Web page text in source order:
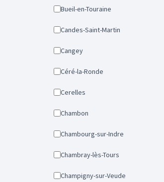
Bueil-en-Touraine
Candes-Saint-Martin
Cangey
Céré-la-Ronde
Cerelles
Chambon
Chambourg-sur-Indre
Chambray-lès-Tours
Champigny-sur-Veude